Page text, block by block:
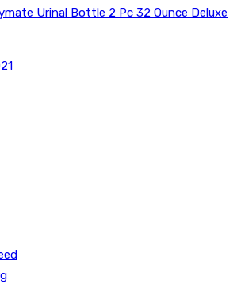
Urinal Bottle 2 Pc 32 Ounce Deluxe